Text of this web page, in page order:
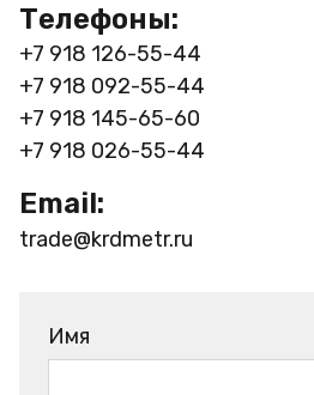
Телефоны:
+7 918 126-55-44
+7 918 092-55-44
+7 918 145-65-60
+7 918 026-55-44
Email:
trade@krdmetr.ru
Имя